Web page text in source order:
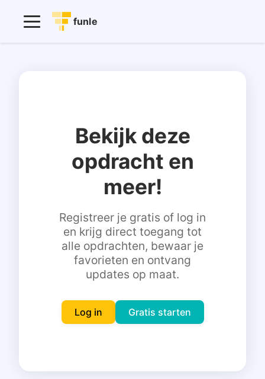
funle
Inloggen
Gratis starten
Bekijk deze
opdracht en
meer!
Registreer je gratis of log in
en krijg direct toegang tot
alle opdrachten, bewaar je
favorieten en ontvang
updates op maat.
Log in Gratis starten